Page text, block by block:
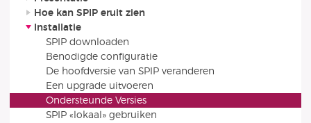
Hoe kan SPIP eruit zien
Installatie
SPIP downloaden
Benodigde configuratie
De hoofdversie van SPIP veranderen
Een upgrade uitvoeren
Ondersteunde Versies
SPIP «lokaal» gebruiken